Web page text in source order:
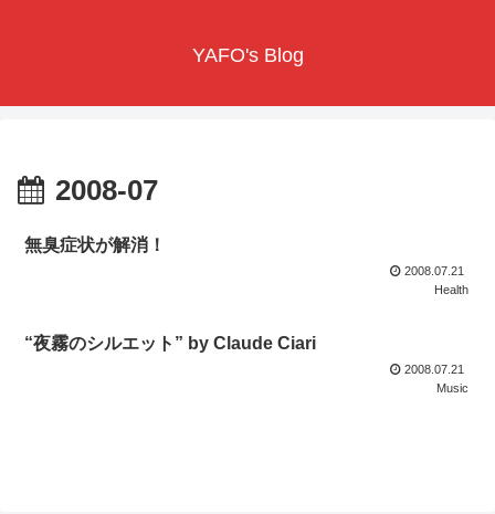
YAFO's Blog
2008-07
無臭症状が解消！
2008.07.21
Health
“夜霧のシルエット” by Claude Ciari
2008.07.21
Music